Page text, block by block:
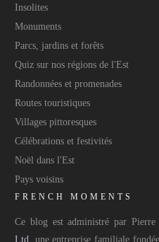
Insolites
Monuments
Parcs, jardins et forêts
Quiz sur nos régions de l'Est
Randonnées et promenades
Routes touristiques
Villages pittoresques
Célébrations et festivités
Noël dans l'Est
Pays voisins
FRENCH MOMENTS
Ce blog est administré par
Ltd, une entreprise familiale